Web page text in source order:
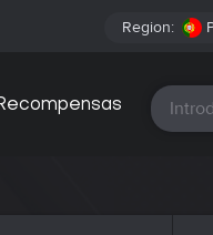
Region: